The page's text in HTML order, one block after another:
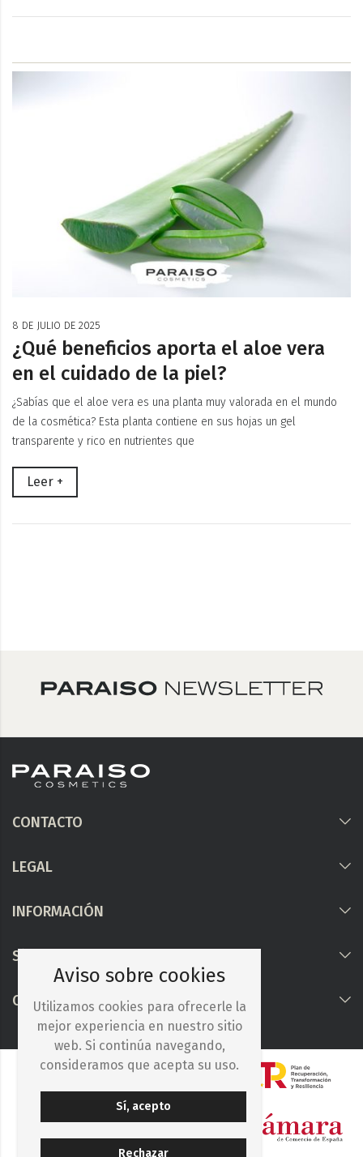
8 DE JULIO DE 2025
¿Qué beneficios aporta el aloe vera
en el cuidado de la piel?
¿Sabías que el aloe vera es una planta muy valorada en el mundo
de la cosmética? Esta planta contiene en sus hojas un gel
transparente y rico en nutrientes que
Leer +
CONTACTO
LEGAL
INFORMACIÓN
Síguenos
COLABORAMOS CON
Aviso sobre cookies
Utilizamos cookies para ofrecerle la
mejor experiencia en nuestro sitio
web. Si continúa navegando,
consideramos que acepta su uso.
Sí, acepto
Rechazar